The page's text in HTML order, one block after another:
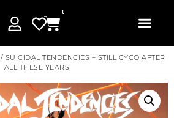
0
/ SUICIDAL TENDENCIES – STILL CYCO AFTER
ALL THESE YEARS